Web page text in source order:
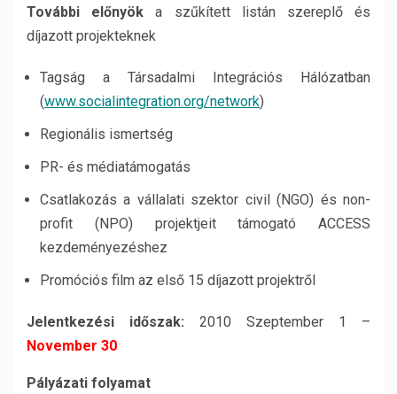
További előnyök a szűkített listán szereplő és
díjazott projekteknek
Tagság a Társadalmi Integrációs Hálózatban
(www.socialintegration.org/network)
Regionális ismertség
PR- és médiatámogatás
Csatlakozás a vállalati szektor civil (NGO) és non-
profit (NPO) projektjeit támogató ACCESS
kezdeményezéshez
Promóciós film az első 15 díjazott projektről
Jelentkezési időszak: 2010 Szeptember 1 –
November 30
Pályázati folyamat